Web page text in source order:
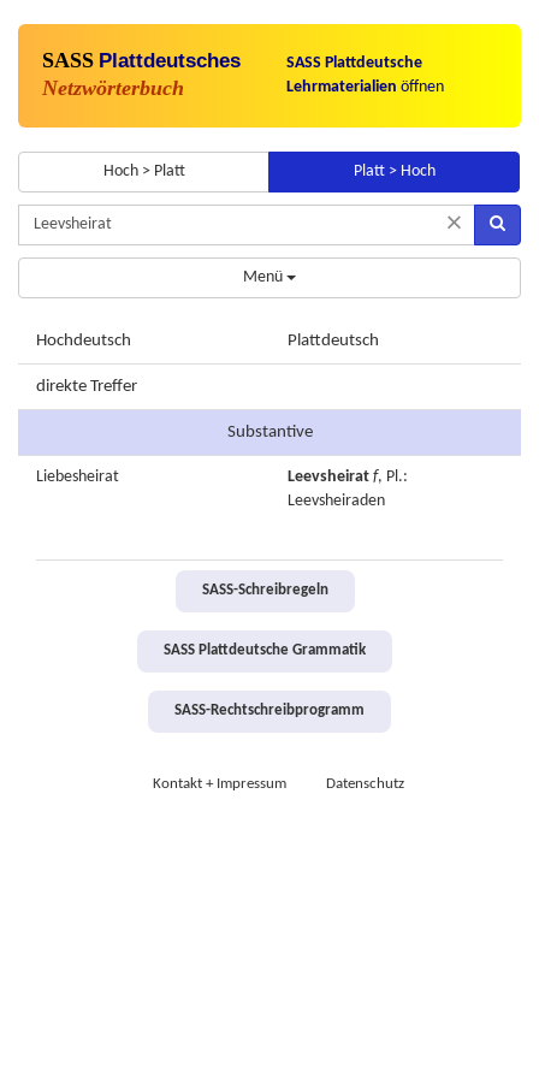
SASS Plattdeutsches
Netzwörterbuch
SASS Plattdeutsche
Lehrmaterialien öffnen
Hoch > Platt Platt > Hoch
×
Menü
Hochdeutsch Plattdeutsch
direkte Treffer
Substantive
Liebesheirat Leevsheirat f, Pl.:
Leevsheiraden
SASS-Schreibregeln
SASS Plattdeutsche Grammatik
SASS-Rechtschreibprogramm
Kontakt + Impressum Datenschutz